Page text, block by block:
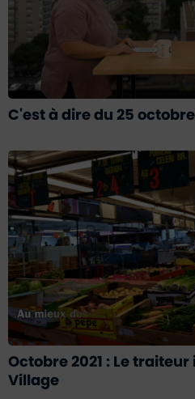
C'est à dire du 25 octobre
Octobre 2021 : Le
Village